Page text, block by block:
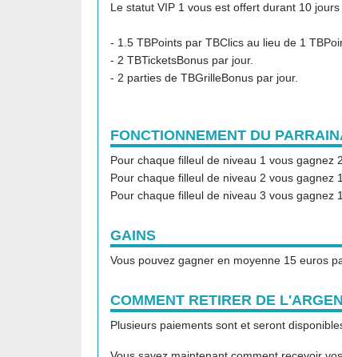
Le statut VIP 1 vous est offert durant 10 jours
- 1.5 TBPoints par TBClics au lieu de 1
- 2 TBTicketsBonus par jour.
- 2 parties de TBGrilleBonus par jour.
FONCTIONNEMENT DU
Pour chaque filleul de niveau 1 vous gagnez
Pour chaque filleul de niveau 2 vous gagnez
Pour chaque filleul de niveau 3 vous gagnez
GAINS
Vous pouvez gagner en moyenne 15 euros
COMMENT RETIRER DE
Plusieurs paiements sont et seront